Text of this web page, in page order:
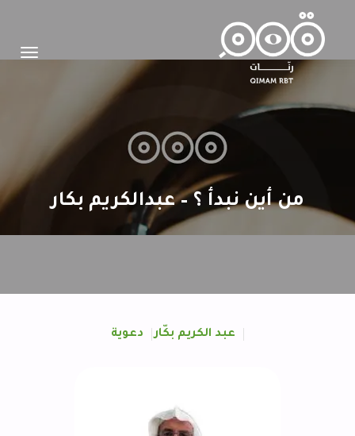
من أين نبدأ ؟ – عبدالكريم بكار
عبد الكريم بكّار دعوية